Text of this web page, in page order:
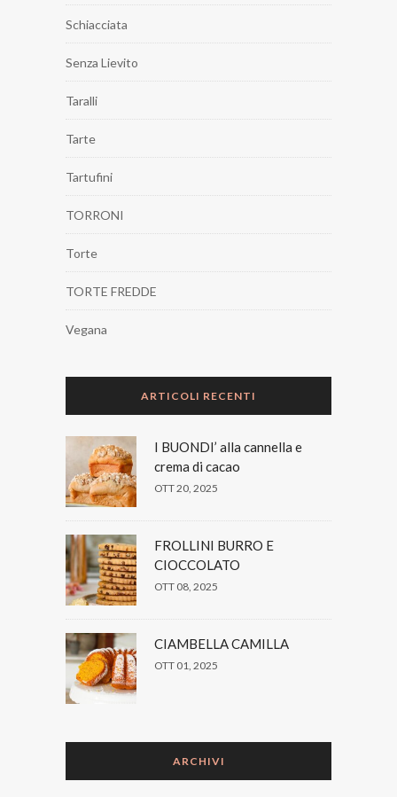
Schiacciata
Senza Lievito
Taralli
Tarte
Tartufini
TORRONI
Torte
TORTE FREDDE
Vegana
ARTICOLI RECENTI
I BUONDI’ alla cannella e
crema di cacao
OTT 20, 2025
FROLLINI BURRO E
CIOCCOLATO
OTT 08, 2025
CIAMBELLA CAMILLA
OTT 01, 2025
ARCHIVI